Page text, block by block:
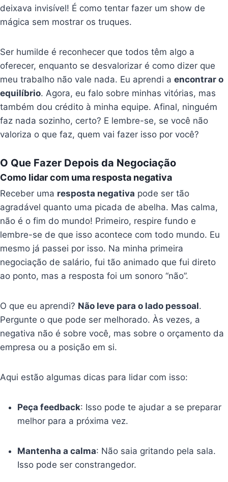
deixava invisível! É como tentar fazer um show de
mágica sem mostrar os truques.
Ser humilde é reconhecer que todos têm algo a
oferecer, enquanto se desvalorizar é como dizer que
meu trabalho não vale nada. Eu aprendi aencontrar o
equilíbrio. Agora, eu falo sobre minhas vitórias, mas
também dou crédito à minha equipe. Afinal, ninguém
faz nada sozinho, certo? E lembre-se, se você não
valoriza o que faz, quem vai fazer isso por você?
O Que Fazer Depois da Negociação
Como lidar com uma resposta negativa
Receber uma resposta negativa pode ser tão
agradável quanto uma picada de abelha. Mas calma,
não é o fim do mundo! Primeiro, respire fundo e
lembre-se de que isso acontece com todo mundo. Eu
mesmo já passei por isso. Na minha primeira
negociação de salário, fui tão animado que fui direto
ao ponto, mas a resposta foi um sonoro “não”.
O que eu aprendi? Não leve para o lado pessoal.
Pergunte o que pode ser melhorado. Às vezes, a
negativa não é sobre você, mas sobre o orçamento da
empresa ou a posição em si.
Aqui estão algumas dicas para lidar com isso:
Peça feedback: Isso pode te ajudar a se preparar
melhor para a próxima vez.
Mantenha a calma: Não saia gritando pela sala.
Isso pode ser constrangedor.